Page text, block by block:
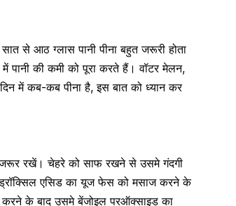
से आठ ग्लास पानी पीना बहुत जरूरी होता
पानी की कमी को पूरा करते हैं। वॉटर मेलन,
में कब-कब पीना है, इस बात को ध्यान कर
रखें। चेहरे को साफ रखने से उसमे गंदगी
एसिड का यूज फेस को मसाज करने के
करने के बाद उसमे बेंजोइल परऑक्साइड का